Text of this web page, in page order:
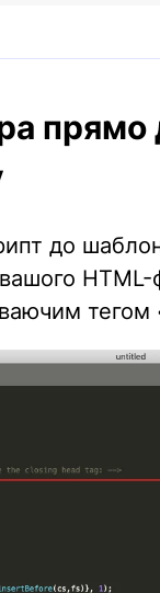
прямо
до
вашого HTML-
тегом